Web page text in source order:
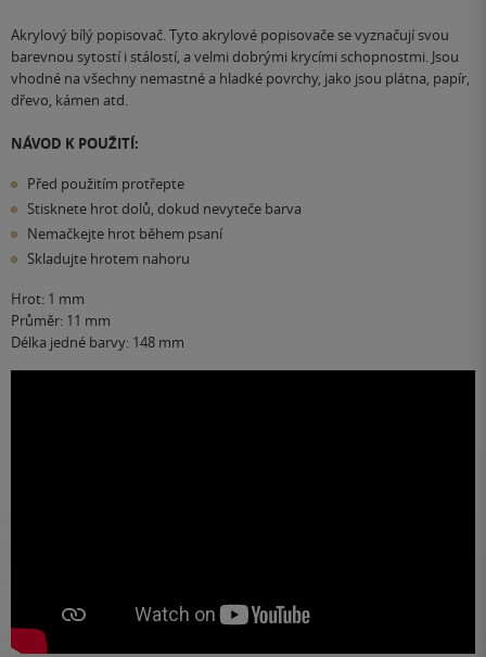
Akrylový bílý popisovač. Tyto akrylové popisovače se vyznačují svou
barevnou sytostí i stálostí, a velmi dobrými krycími schopnostmi. Jsou
vhodné na všechny nemastné a hladké povrchy, jako jsou plátna, papír,
dřevo, kámen atd.
NÁVOD K POUŽITÍ:
Před použitím protřepte
Stisknete hrot dolů, dokud nevyteče barva
Nemačkejte hrot během psaní
Skladujte hrotem nahoru
Hrot: 1 mm
Průměr: 11 mm
Délka jedné barvy: 148 mm